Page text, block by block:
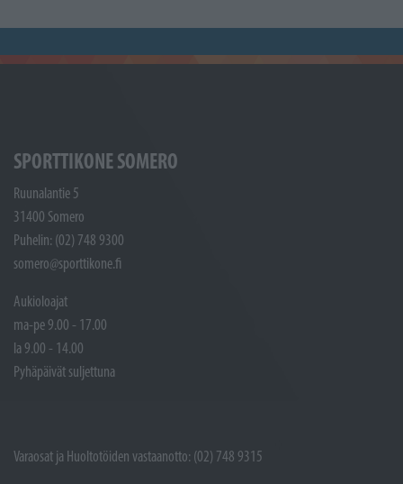
SPORTTIKONE SOMERO
Ruunalantie 5
31400 Somero
Puhelin: (02) 748 9300
somero@sporttikone.fi
Aukioloajat
ma-pe 9.00 - 17.00
la 9.00 - 14.00
Pyhäpäivät suljettuna
Varaosat ja Huoltotöiden vastaanotto: (02) 748 9315